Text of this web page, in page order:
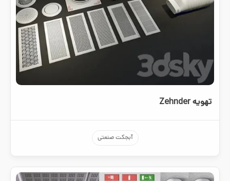
تهویه Zehnder
آبجکت صنعتی